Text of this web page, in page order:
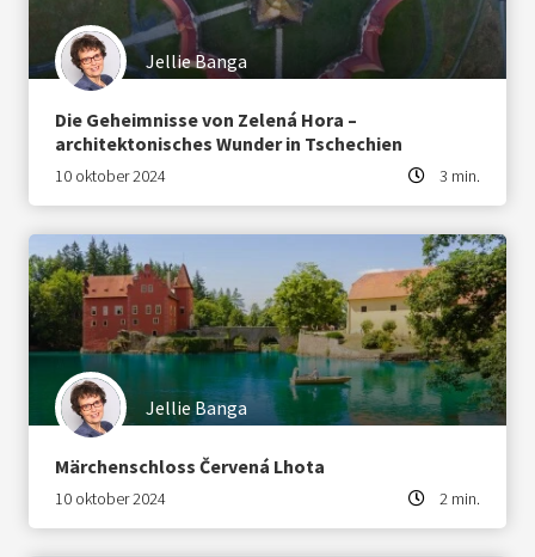
Jellie Banga
Die Geheimnisse von Zelená Hora –
architektonisches Wunder in Tschechien
10 oktober 2024 3 min.
Jellie Banga
Märchenschloss Červená Lhota
10 oktober 2024 2 min.